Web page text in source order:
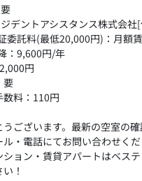
デントアシスタンス株式会社
委託料(最低20,000円)：月額
：9,600円/年
円
要
料：110円
ございます。最新の空室の
・電話にてお問い合わせくだ
ョン・賃貸アパートはベス
！